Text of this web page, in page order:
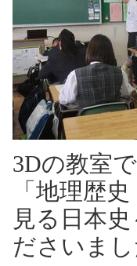
3Dの教室
「地理歴
見る日本
ださいま